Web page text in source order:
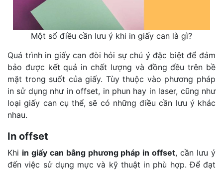
Một số điều cần lưu ý khi in giấy can là gì?
Quá trình in giấy can đòi hỏi sự chú ý đặc biệt để đảm
bảo được kết quả in chất lượng và đồng đều trên bề
mặt trong suốt của giấy. Tùy thuộc vào phương pháp
in sử dụng như in offset, in phun hay in laser, cũng như
loại giấy can cụ thể, sẽ có những điều cần lưu ý khác
nhau.
In offset
Khi in giấy can bằng phương pháp in offset, cần lưu ý
đến việc sử dụng mực và kỹ thuật in phù hợp. Để đạt